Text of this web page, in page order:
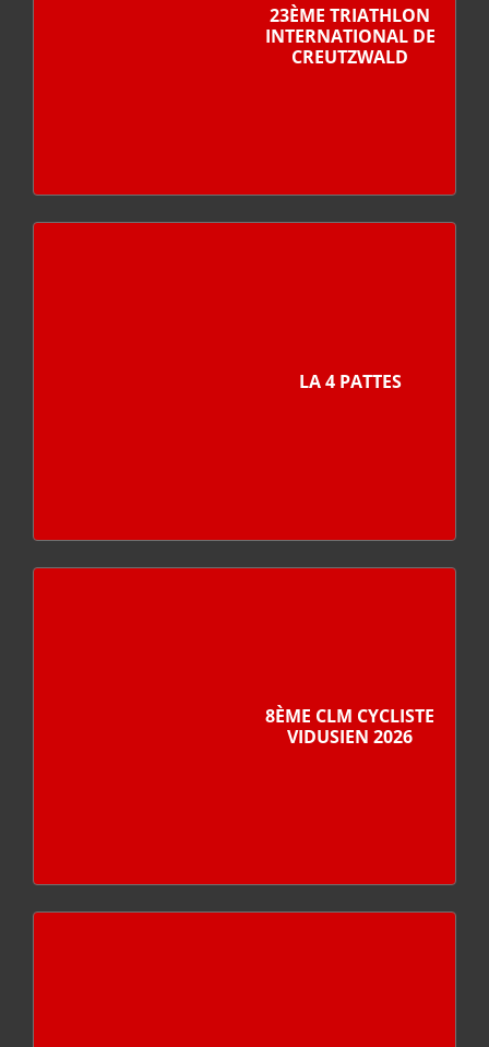
23ÈME TRIATHLON
INTERNATIONAL DE
CREUTZWALD
LA 4 PATTES
8ÈME CLM CYCLISTE
VIDUSIEN 2026